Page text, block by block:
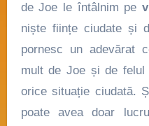
de Joe le întâlnim pe
niște ființe ciudate și
pornesc un adevărat
mult de Joe și de
orice situație ciudată.
poate avea doar